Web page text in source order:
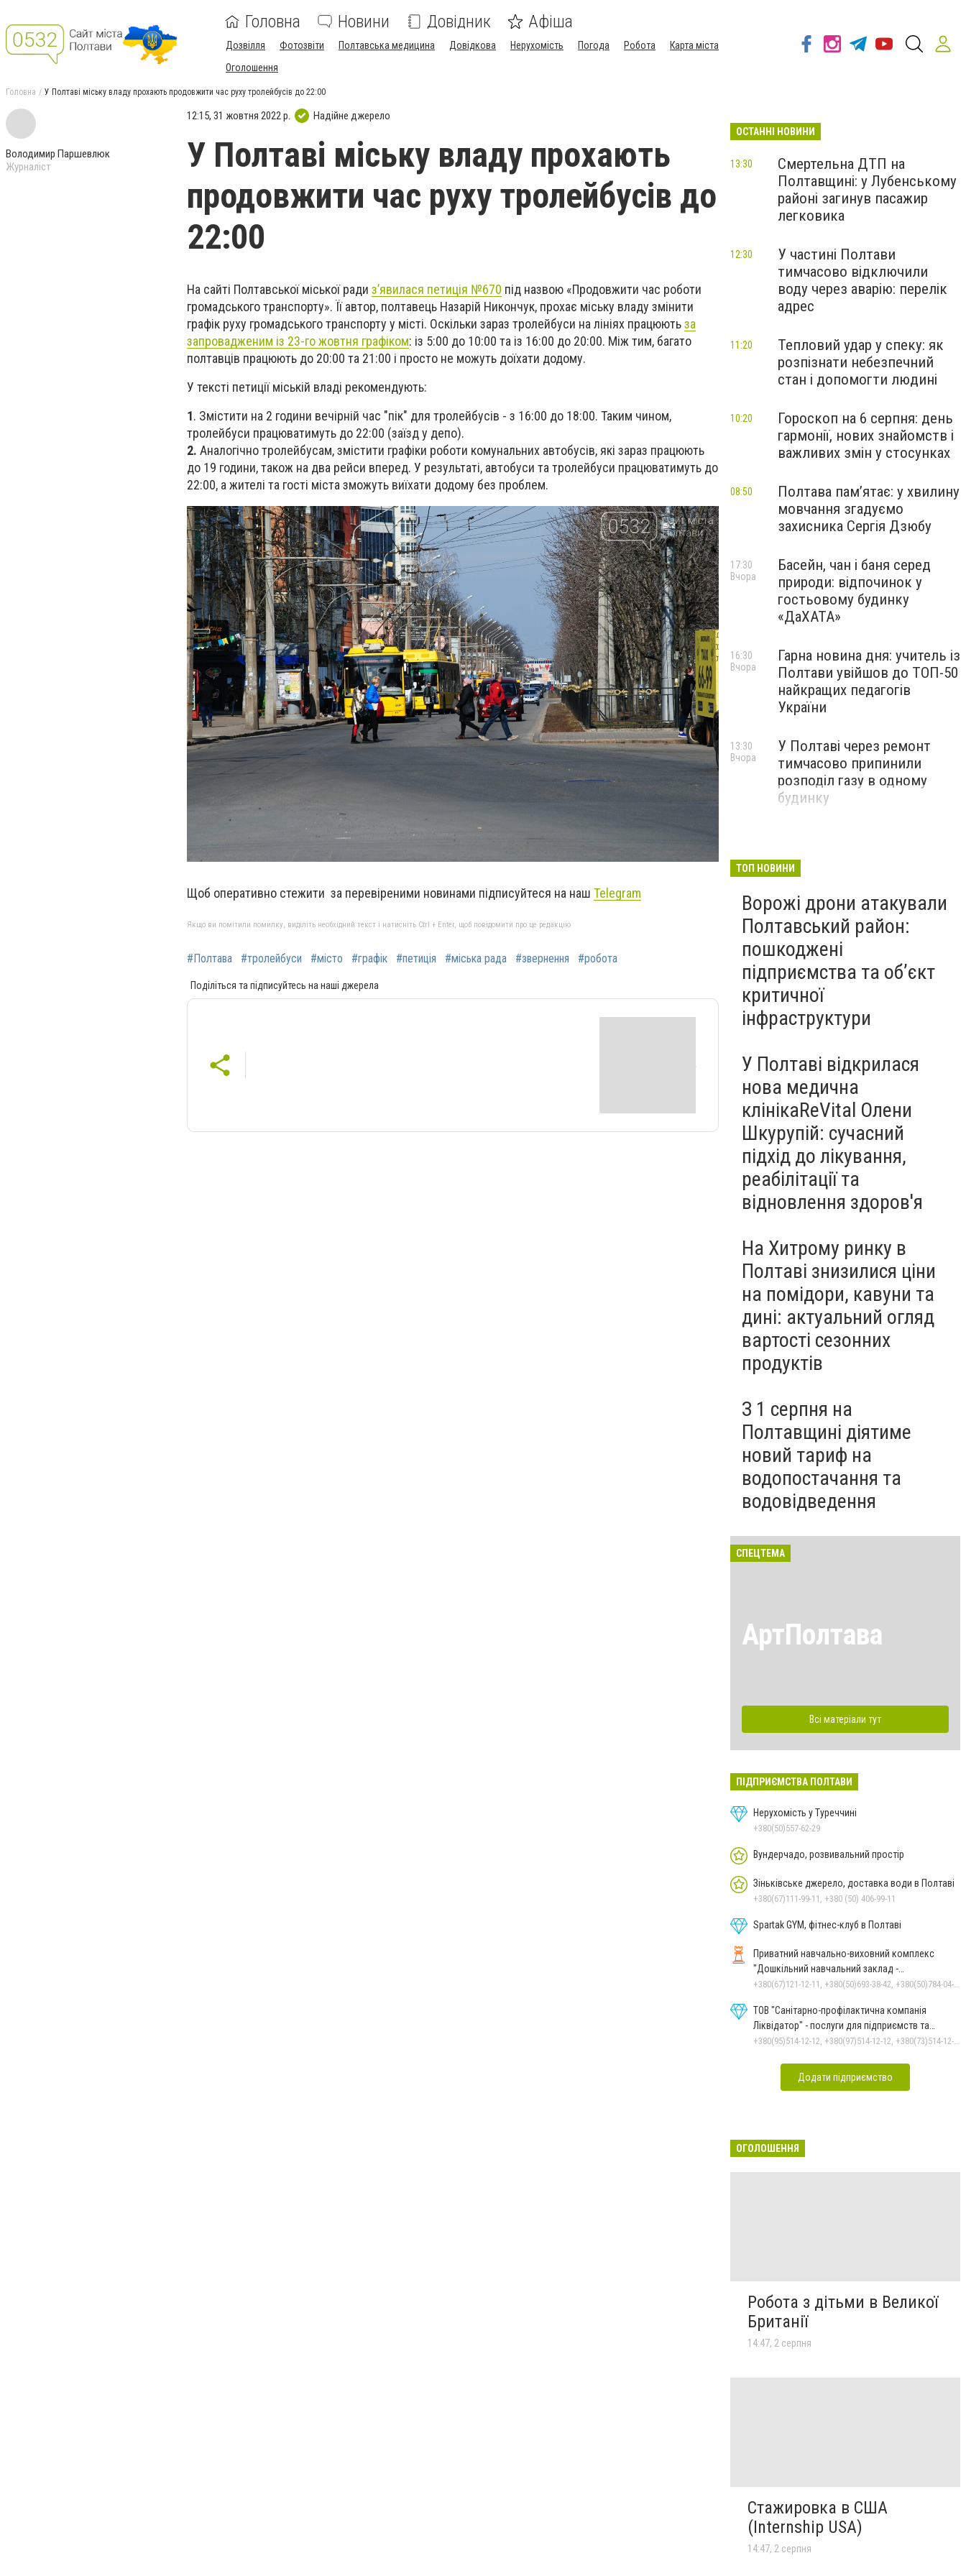
Головна Новини Довідник Афіша
Дозвілля Фотозвіти Полтавська медицина Довідкова Нерухомість Погода Робота
Карта міста
Оголошення
Головна У Полтаві міську владу прохають продовжити час руху тролейбусів до 22:00
Володимир Паршевлюк
Журналіст
12:15, 31 жовтня 2022 р. Надійне джерело
У Полтаві міську владу прохають
продовжити час руху тролейбусів до
22:00
На сайті Полтавської міської ради з’явилася петиція №670 під назвою «Продовжити час роботи
громадського транспорту». Її автор, полтавець Назарій Никончук, прохає міську владу змінити
графік руху громадського транспорту у місті. Оскільки зараз тролейбуси на лініях працюютьза
запровадженим із 23-го жовтня графіком: із 5:00 до 10:00 та із 16:00 до 20:00. Між тим, багато
полтавців працюють до 20:00 та 21:00 і просто не можуть доїхати додому.
У тексті петиції міській владі рекомендують:
1. Змістити на 2 години вечірній час "пік" для тролейбусів - з 16:00 до 18:00. Таким чином,
тролейбуси працюватимуть до 22:00 (заїзд у депо).
2. Аналогічно тролейбусам, змістити графіки роботи комунальних автобусів, які зараз працюють
до 19 години, також на два рейси вперед. У результаті, автобуси та тролейбуси працюватимуть до
22:00, а жителі та гості міста зможуть виїхати додому без проблем.
Щоб оперативно стежити за перевіреними новинами підписуйтеся на наш Telegram
Якщо ви помітили помилку, виділіть необхідний текст і натисніть Ctrl + Enter, щоб повідомити про це редакцію
#Полтава #тролейбуси #місто #графік #петиція #міська рада #звернення #робота
Поділіться та підписуйтесь на наші джерела
ОСТАННІ НОВИНИ
Смертельна ДТП на
Полтавщині: у Лубенському
районі загинув пасажир
легковика
13:30
У частині Полтави
тимчасово відключили
воду через аварію: перелік
адрес
12:30
Тепловий удар у спеку: як
розпізнати небезпечний
стан і допомогти людині
11:20
Гороскоп на 6 серпня: день
гармонії, нових знайомств і
важливих змін у стосунках
10:20
Полтава пам’ятає: у хвилину
мовчання згадуємо
захисника Сергія Дзюбу
08:50
Басейн, чан і баня серед
природи: відпочинок у
гостьовому будинку
«ДаХАТА»
17:30
Вчора
Гарна новина дня: учитель із
Полтави увійшов до ТОП-50
найкращих педагогів
України
16:30
Вчора
У Полтаві через ремонт
тимчасово припинили
розподіл газу в одному
будинку
13:30
Вчора
ТОП НОВИНИ
Ворожі дрони атакували
Полтавський район:
пошкоджені
підприємства та об’єкт
критичної
інфраструктури
У Полтаві відкрилася
нова медична
клінікаReVital Олени
Шкурупій: сучасний
підхід до лікування,
реабілітації та
відновлення здоров'я
На Хитрому ринку в
Полтаві знизилися ціни
на помідори, кавуни та
дині: актуальний огляд
вартості сезонних
продуктів
З 1 серпня на
Полтавщині діятиме
новий тариф на
водопостачання та
водовідведення
СПЕЦТЕМА
АртПолтава
Всі матеріали тут
ПІДПРИЄМСТВА ПОЛТАВИ
Нерухомість у Туреччині
+380(50)557-62-29
Вундерчадо, розвивальний простір
Зіньківське джерело, доставка води в Полтаві
+380(67)111-99-11, +380 (50) 406-99-11
Spartak GYM, фітнес-клуб в Полтаві
Приватний навчально-виховний комплекс
"Дошкільний навчальний заклад -
спеціалізована школа" О.Данько
ТОВ "Санітарно-профілактична компанія
Ліквідатор" - послуги для підприємств та
населення
Додати підприємство
ОГОЛОШЕННЯ
Робота з дітьми в Великої
Британії
14:47, 2 серпня
Стажировка в США
(Internship USA)
14:47, 2 серпня